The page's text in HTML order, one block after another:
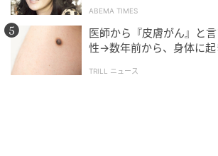
メントが見られました。
2位は「モニタ付きインターホン」で
からは、「モニタ付きインターホンは
ABEMA TIMES
医師から『皮膚がん』と
性→数年前から、身体に起
TRILL ニュース